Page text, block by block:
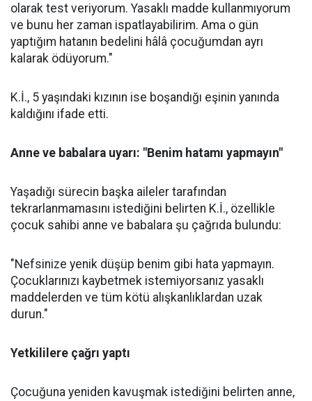
olarak test veriyorum. Yasaklı madde kullanmıyorum
ve bunu her zaman ispatlayabilirim. Ama o gün
yaptığım hatanın bedelini hâlâ çocuğumdan ayrı
kalarak ödüyorum."
K.İ., 5 yaşındaki kızının ise boşandığı eşinin yanında
kaldığını ifade etti.
Anne ve babalara uyarı: "Benim hatamı yapmayın"
Yaşadığı sürecin başka aileler tarafından
tekrarlanmamasını istediğini belirten K.İ., özellikle
çocuk sahibi anne ve babalara şu çağrıda bulundu:
"Nefsinize yenik düşüp benim gibi hata yapmayın.
Çocuklarınızı kaybetmek istemiyorsanız yasaklı
maddelerden ve tüm kötü alışkanlıklardan uzak
durun."
Yetkililere çağrı yaptı
Çocuğuna yeniden kavuşmak istediğini belirten anne,